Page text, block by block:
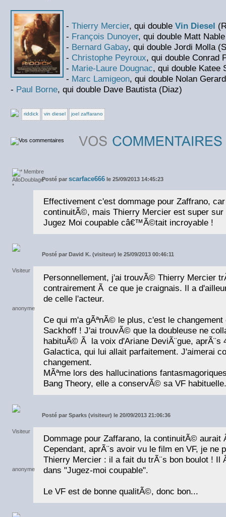
- Thierry Mercier, qui double Vin Diesel
- François Dunoyer, qui double Matt
- Bernard Gabay, qui double Jordi Molla
- Christophe Peyroux, qui double Conrad
- Marie-Laure Dougnac, qui double Katee
- Marc Lamigeon, qui double Nolan
- Paul Borne, qui double Dave Bautista (Diaz)
riddick vin diesel joel zaffarano
Posté par scarface666 le 25/09/2013 14:45:23
Effectivement c'est dommage pour Zaffrano,
continuitÃ©, mais Thierry Mercier est super
Jugez Moi coupable câ€™Ã©tait incroyable !
Posté par David K. (visiteur) le 25/09/2013 00:46:11
Personnellement, j'ai trouvÃ© Thierry Mercier
contrairement Ã ce que je craignais. Il a
de celle l'acteur.
Ce qui m'a gÃªnÃ© le plus, c'est le
Sackhoff ! J'ai trouvÃ© que la doubleuse ne
habituÃ© Ã la voix d'Ariane DeviÃ¨gue, aprÃ¨s
Galactica, qui lui allait parfaitement. J'aimerai
changement.
MÃªme lors des hallucinations
Bang Theory, elle a conservÃ© sa VF habituelle.
Posté par Sparks (visiteur) le 20/09/2013 21:06:36
Dommage pour Zaffarano, la continuitÃ©
Cependant, aprÃ¨s avoir vu le film en VF, je ne
Thierry Mercier : il a fait du trÃ¨s bon boulot !
dans "Jugez-moi coupable".
Le VF est de bonne qualitÃ©, donc bon...